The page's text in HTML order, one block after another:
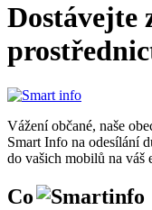
Dostávejte
Vážení občané, naše
Smart Info na odesílání
do vašich mobilů na váš
Co